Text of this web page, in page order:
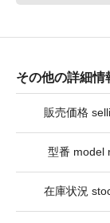
その他の詳細
販売価格
型番 model
在庫状況